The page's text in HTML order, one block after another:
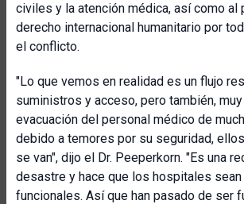
civiles y la atención médica, así como al
derecho internacional humanitario por
el conflicto.
"Lo que vemos en realidad es un flujo
suministros y acceso, pero también,
evacuación del personal médico de
debido a temores por su seguridad,
se van", dijo el Dr. Peeperkorn. "Es una
desastre y hace que los hospitales sean
funcionales. Así que han pasado de ser